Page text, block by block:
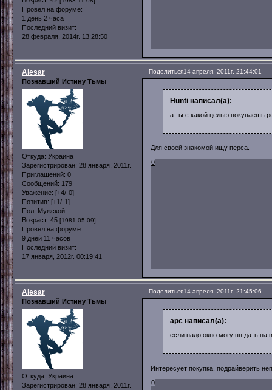
Провел на форуме:
1 день 2 часа
Последний визит:
28 февраля, 2014г. 13:28:50
Поделиться14 апреля, 2011г. 21:44:01
Alesar
Познавший Истину Тьмы
Откуда: Украина
Зарегистрирован: 28 января, 2011г.
Приглашений: 0
Сообщений: 179
Уважение: [+4/-0]
Позитив: [+1/-1]
Пол: Мужской
Возраст: 45 [1981-05-09]
Провел на форуме:
9 дней 11 часов
Последний визит:
17 января, 2012г. 00:19:41
Hunti написал(а):
а ты с какой целью покупаешь
Для своей знакомой ищу перса.
0
Поделиться14 апреля, 2011г. 21:45:06
Alesar
Познавший Истину Тьмы
Откуда: Украина
Зарегистрирован: 28 января, 2011г.
арс написал(а):
если надо окно могу пп дать на
Интересует покупка, подрайверить
0